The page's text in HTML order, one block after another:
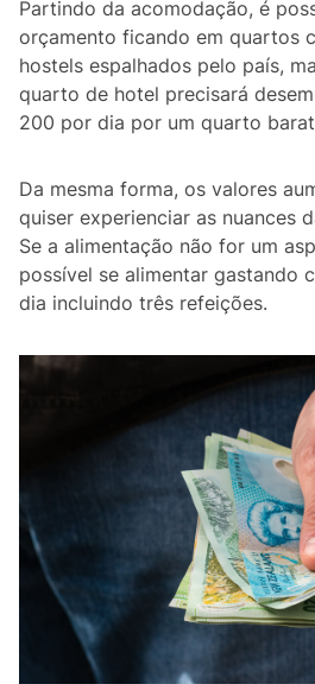
Partindo da acomodação, é
orçamento ficando em quartos
hostels espalhados pelo país,
quarto de hotel precisará
200 por dia por um quarto
Da mesma forma, os valores
quiser experienciar as nuances
Se a alimentação não for um
possível se alimentar gastando
dia incluindo três refeições.